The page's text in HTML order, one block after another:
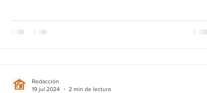
Redacción
19 jul 2024
2 min de lectura